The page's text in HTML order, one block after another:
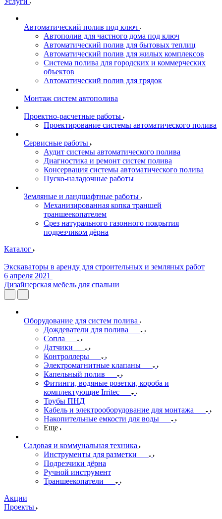
Автоматический полив под ключ
Автополив для частного дома под ключ
Автоматический полив для бытовых теплиц
Автоматический полив для жилых комплексов
Система полива для городских и коммерческих
объектов
Автоматический полив для грядок
Монтаж систем автополива
Проектно-расчетные работы
Проектирование системы автоматического полива
Сервисные работы
Аудит системы автоматического полива
Диагностика и ремонт систем полива
Консервация системы автоматического полива
Пуско-наладочные работы
Земляные и ландшафтные работы
Механизированная копка траншей
траншеекопателем
Срез натурального газонного покрытия
подрезчиком дёрна
Каталог
Экскаваторы в аренду для строительных и земляных работ
6 апреля 2021
Дизайнерская мебель для спальни
Оборудование для систем полива
Дождеватели для полива
Сопла
Датчики
Контроллеры
Электромагнитные клапаны
Капельный полив
Фитинги, водяные розетки, короба и
комплектующие Irritec
Трубы ПНД
Кабель и электрооборудование для монтажа
Накопительные емкости для воды
Еще
Садовая и коммунальная техника
Инструменты для разметки
Подрезчики дёрна
Ручной инструмент
Траншеекопатели
Акции
Проекты